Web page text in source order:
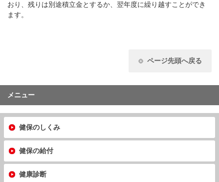
おり、残りは別途積立金とするか、翌年度に繰り越すことができ
ます。
ページ先頭へ戻る
メニュー
健保のしくみ
健保の給付
健康診断